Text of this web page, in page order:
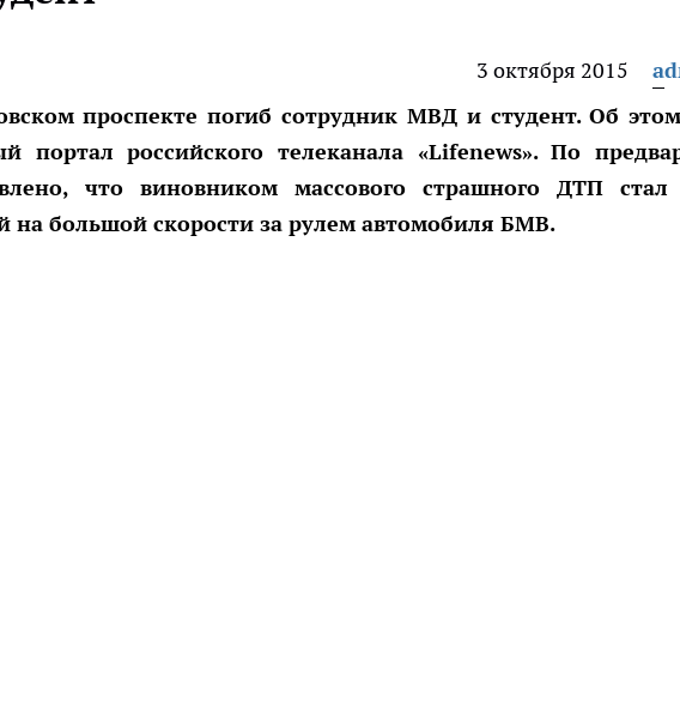
3 октября 2015
проспекте погиб сотрудник МВД и студент. Об
портал российского телеканала «Lifenews». По
что виновником массового страшного ДТП стал
на большой скорости за рулем автомобиля БМВ.